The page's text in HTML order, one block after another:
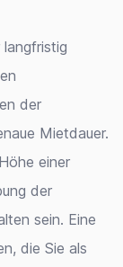
langfristig
der
Mietdauer.
einer
der
sein. Eine
die Sie als